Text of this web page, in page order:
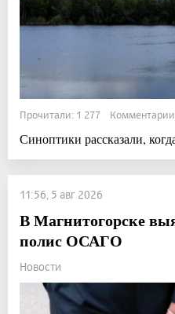
Прочитали: 1 277
Синоптики рассказали,
11:56, 5 авг 2026
В Магнитогорске
полис ОСАГО
Новости